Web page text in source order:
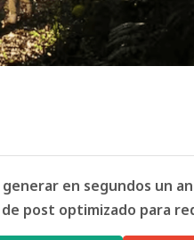
en segundos un
post optimizado para